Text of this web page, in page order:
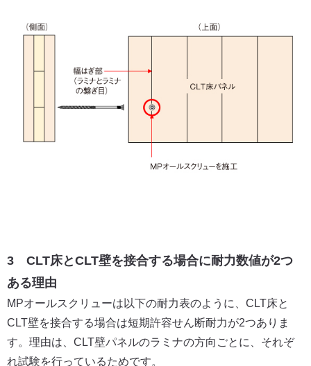
3 CLT床とCLT壁を接合する場合に耐力数値が2つ
ある理由
MPオールスクリューは以下の耐力表のように、CLT床と
CLT壁を接合する場合は短期許容せん断耐力が2つありま
す。理由は、CLT壁パネルのラミナの方向ごとに、それぞ
れ試験を行っているためです。